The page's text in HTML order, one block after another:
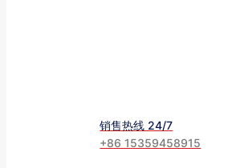
销售热线 24/7
+86 15359458915